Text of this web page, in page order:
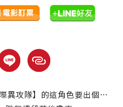
隊】的這角色要出個人電影了？